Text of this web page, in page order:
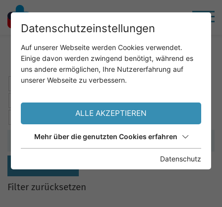
Home Service Analysenkatalog
B C D E F G
N O P Q R S T U V W
X
Filter zurücksetzen
Datenschutzeinstellungen
Auf unserer Webseite werden Cookies verwendet.
Einige davon werden zwingend benötigt, während es
uns andere ermöglichen, Ihre Nutzererfahrung auf
unserer Webseite zu verbessern.
ALLE AKZEPTIEREN
Mehr über die genutzten Cookies erfahren
Datenschutz